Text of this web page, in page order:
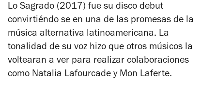
Lo Sagrado (2017) fue su disco debut
convirtiéndo se en una de las promesas de la
música alternativa latinoamericana. La
tonalidad de su voz hizo que otros músicos la
voltearan a ver para realizar colaboraciones
como Natalia Lafourcade y Mon Laferte.